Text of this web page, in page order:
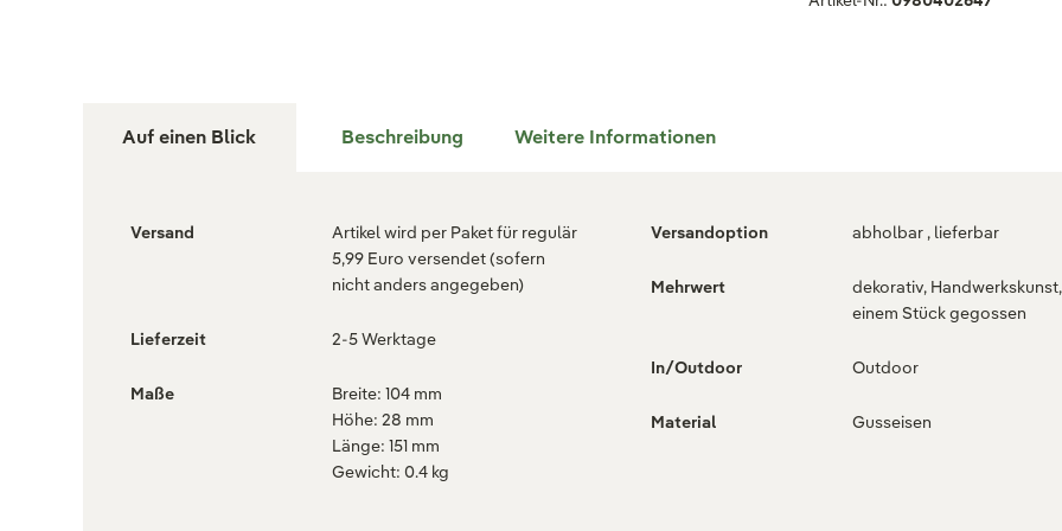
Auf einen Blick Beschreibung Weitere Informationen
Versand
Artikel wird per Paket für regulär
5,99 Euro versendet (sofern
nicht anders angegeben)
Lieferzeit 2-5 Werktage
Maße
Breite: 104 mm
Höhe: 28 mm
Länge: 151 mm
Gewicht: 0.4 kg
Versandoption abholbar , lieferbar
Mehrwert
dekorativ,
einem Stück gegossen
In/Outdoor Outdoor
Material Gusseisen